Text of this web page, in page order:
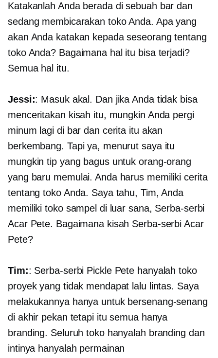
Katakanlah Anda berada di sebuah bar dan
sedang membicarakan toko Anda. Apa yang
akan Anda katakan kepada seseorang tentang
toko Anda? Bagaimana hal itu bisa terjadi?
Semua hal itu.
Jessi:: Masuk akal. Dan jika Anda tidak bisa
menceritakan kisah itu, mungkin Anda pergi
minum lagi di bar dan cerita itu akan
berkembang. Tapi ya, menurut saya itu
mungkin tip yang bagus untuk orang-orang
yang baru memulai. Anda harus memiliki cerita
tentang toko Anda. Saya tahu, Tim, Anda
memiliki toko sampel di luar sana, Serba-serbi
Acar Pete. Bagaimana kisah Serba-serbi Acar
Pete?
Tim:: Serba-serbi Pickle Pete hanyalah toko
proyek yang tidak mendapat lalu lintas. Saya
melakukannya hanya untuk bersenang-senang
di akhir pekan tetapi itu semua hanya
branding. Seluruh toko hanyalah branding dan
intinya hanyalah permainan